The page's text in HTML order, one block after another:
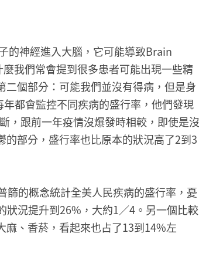
的神經進入大腦，它可能導致Brain
我們常會提到很多患者可能出現一些精
個部分：可能我們並沒有得病，但是身
年都會監控不同疾病的盛行率，他們發現
，跟前一年疫情沒爆發時相較，即使是沒
部分，盛行率也比原本的狀況高了2到3
篩的概念統計全美人民疾病的盛行率，憂
狀況提升到26%，大約1／4。另一個比較
、香菸，看起來也占了13到14%左